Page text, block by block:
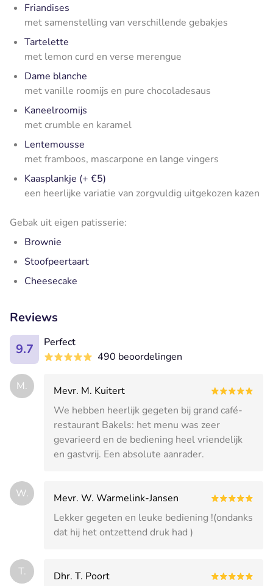
Friandises
met samenstelling van verschillende gebakjes
Tartelette
met lemon curd en verse merengue
Dame blanche
met vanille roomijs en pure chocoladesaus
Kaneelroomijs
met crumble en karamel
Lentemousse
met framboos, mascarpone en lange vingers
Kaasplankje (+ €5)
een heerlijke variatie van zorgvuldig uitgekozen kazen
Gebak uit eigen patisserie:
Brownie
Stoofpeertaart
Cheesecake
Reviews
9.7
Perfect
490 beoordelingen
M.
Mevr. M. Kuitert
We hebben heerlijk gegeten bij grand café-
restaurant Bakels: het menu was zeer
gevarieerd en de bediening heel vriendelijk
en gastvrij. Een absolute aanrader.
W.
Mevr. W. Warmelink-Jansen
Lekker gegeten en leuke bediening !(ondanks
dat hij het ontzettend druk had )
T. Dhr. T. Poort